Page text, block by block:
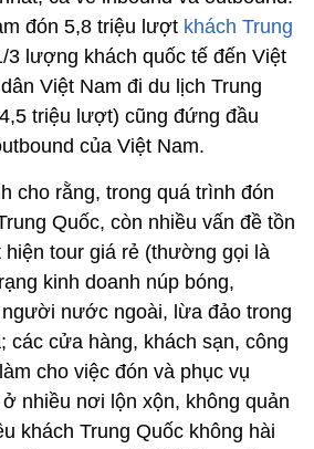
đón 5,8 triệu lượt khách Trung
3 lượng khách quốc tế đến Việt
Việt Nam đi du lịch Trung
triệu lượt) cũng đứng đầu
của Việt Nam.
cho rằng, trong quá trình đón
Quốc, còn nhiều vấn đề tồn
hiện tour giá rẻ (thường gọi là
kinh doanh núp bóng,
nước ngoài, lừa đảo trong
các cửa hàng, khách sạn, công
cho việc đón và phục vụ
nhiều nơi lộn xộn, không quản
khách Trung Quốc không hài